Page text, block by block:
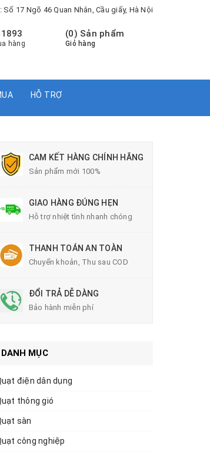
Số 17 Ngõ 46 Quan Nhân, Cầu giấy, Hà Nội
(0) Sản phẩm
Giỏ hàng
hàng
HỖ TRỢ
CAM KẾT HÀNG CHÍNH HÃNG
Sản phẩm mới 100%
GIAO HÀNG ĐÚNG HẸN
Hỗ trợ nhiệt tình nhanh chóng
THANH TOÁN AN TOÀN
Chuyển khoản, Thu sau COD
ĐỔI TRẢ DỄ DÀNG
Bảo hành miễn phí
DANH MỤC
điện dân dụng
thông gió
sàn
công nghiệp